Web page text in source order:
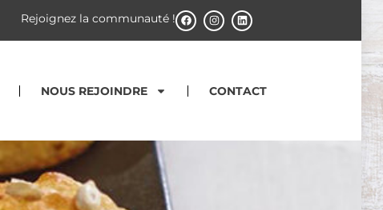
Rejoignez la communauté !
NOUS REJOINDRE CONTACT